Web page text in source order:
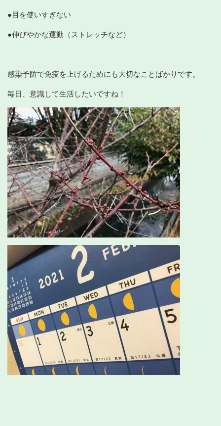
●目を使いすぎない
●伸びやかな運動（ストレッチなど）
感染予防で免疫を上げるためにも大切なことばかりです。
毎日、意識して生活したいですね！